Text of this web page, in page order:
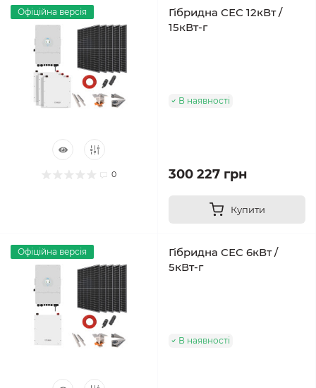
Офіційна версія
0
Гібридна СЕС 12кВт /
15кВт-г
В наявності
300 227 грн
Купити
Офіційна версія
Гібридна СЕС 6кВт /
5кВт-г
В наявності